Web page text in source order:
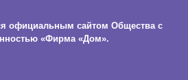
официальным сайтом Общества с
«Фирма «Дом».